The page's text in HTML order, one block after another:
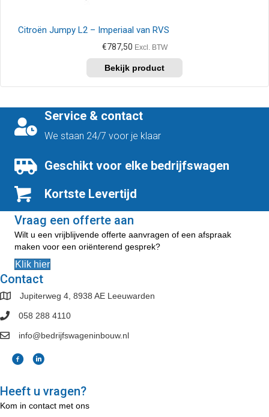
Citroën Jumpy L2 – Imperiaal van RVS
€787,50 Excl. BTW
Service & contact
We staan 24/7 voor je klaar
Geschikt voor elke bedrijfswagen
Kortste Levertijd
Vraag een offerte aan
Wilt u een vrijblijvende offerte aanvragen of een afspraak
maken voor een oriënterend gesprek?
Klik hier
Contact
Jupiterweg 4, 8938 AE Leeuwarden
058 288 4110
info@bedrijfswageninbouw.nl
Heeft u vragen?
Kom in contact met ons